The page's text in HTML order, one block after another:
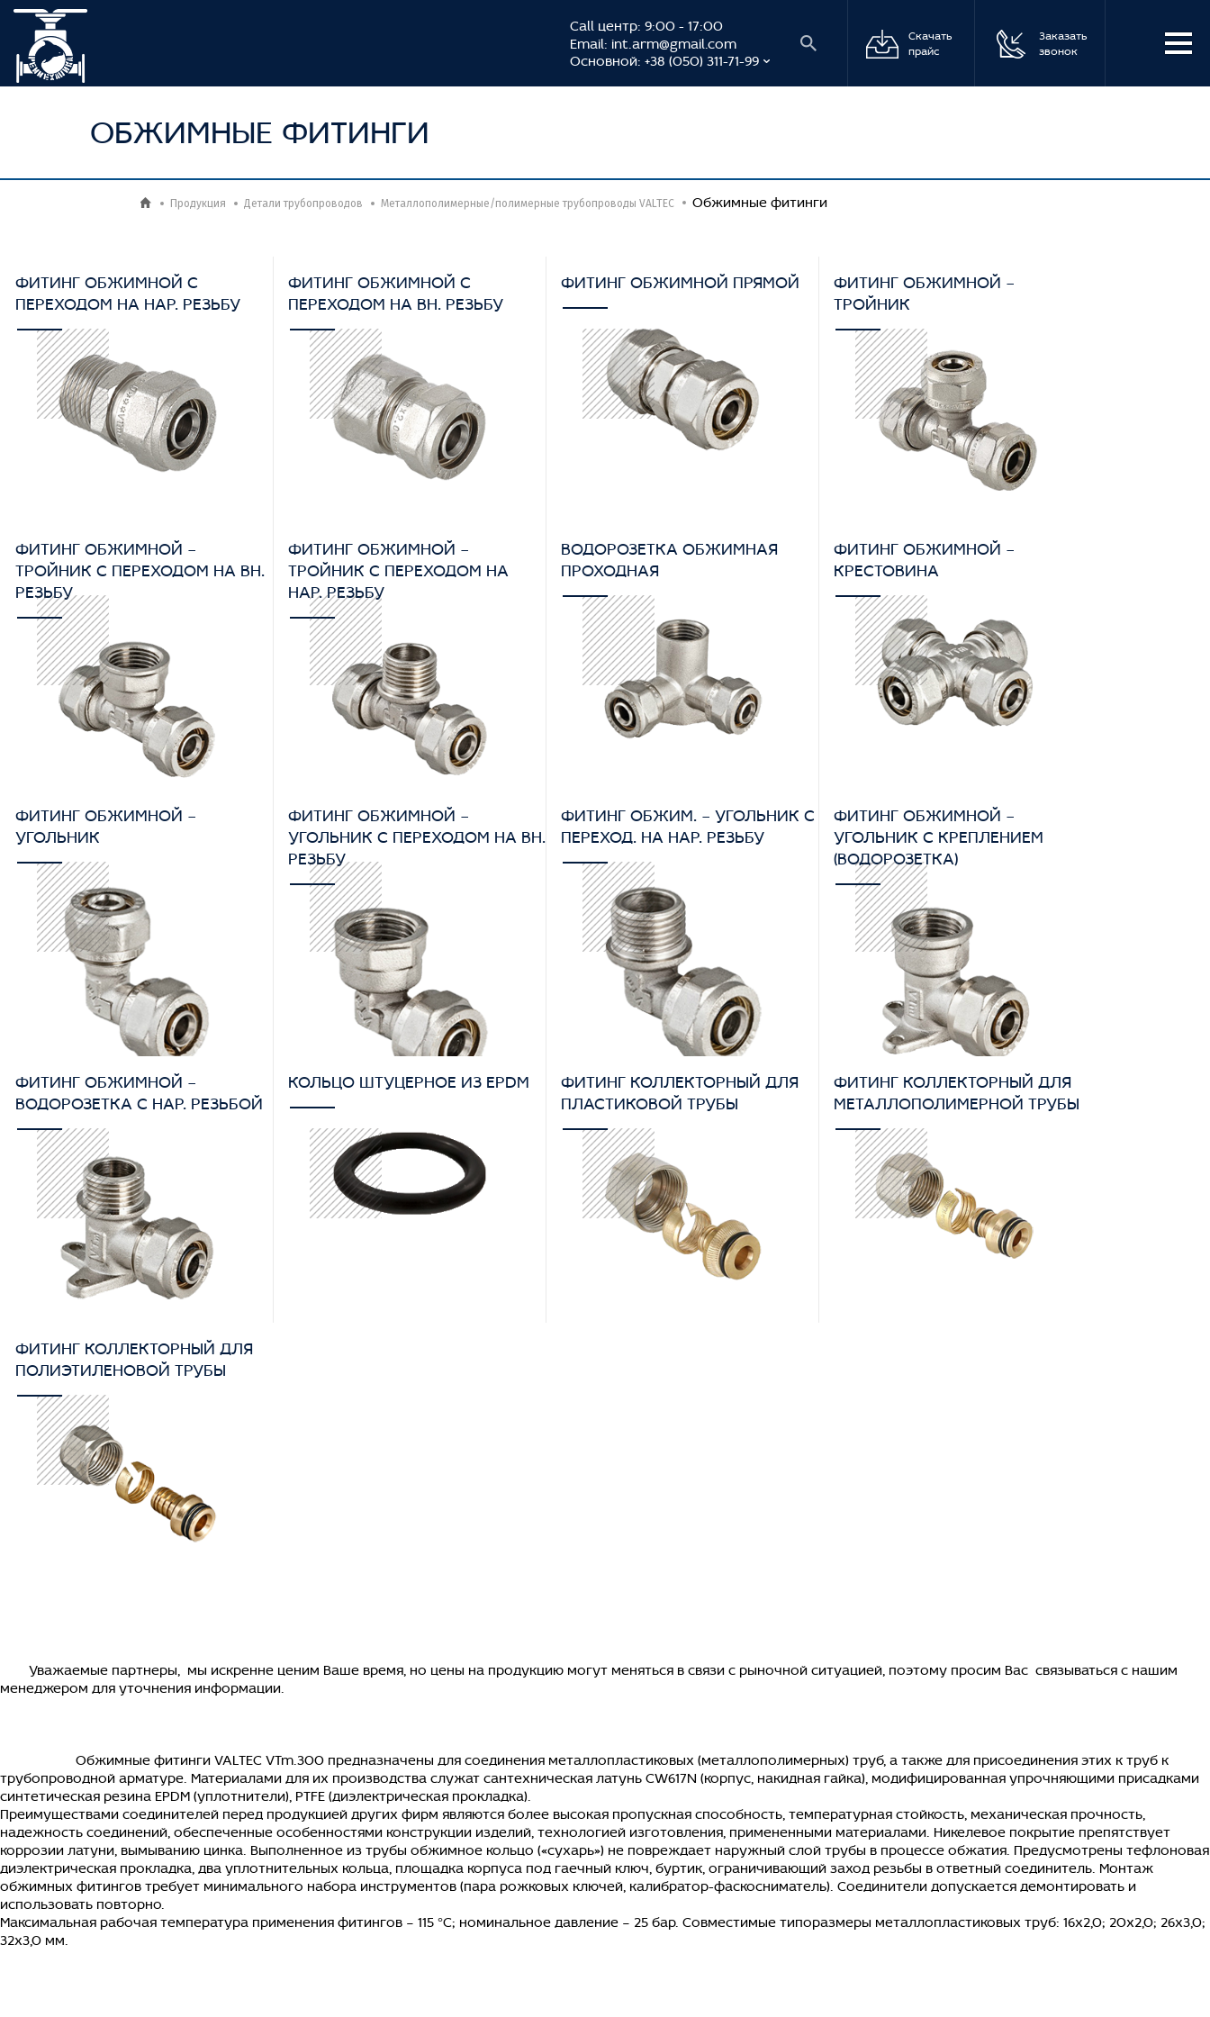
Call центр: 9:00 - 17:00
Email: int.arm@gmail.com
Основной: +38 (050) 311-71-99
Скачать
прайс
Заказать
звонок
ОБЖИМНЫЕ ФИТИНГИ
Продукция Детали трубопроводов Металлополимерные/полимерные трубопроводы VALTEC Обжимные фитинги
ФИТИНГ ОБЖИМНОЙ С
ПЕРЕХОДОМ НА НАР. РЕЗЬБУ
ФИТИНГ ОБЖИМНОЙ С
ПЕРЕХОДОМ НА ВН. РЕЗЬБУ
ФИТИНГ ОБЖИМНОЙ ПРЯМОЙ
ФИТИНГ ОБЖИМНОЙ –
ТРОЙНИК
ФИТИНГ ОБЖИМНОЙ –
ТРОЙНИК С ПЕРЕХОДОМ НА ВН.
РЕЗЬБУ
ФИТИНГ ОБЖИМНОЙ –
ТРОЙНИК С ПЕРЕХОДОМ НА
НАР. РЕЗЬБУ
ВОДОРОЗЕТКА ОБЖИМНАЯ
ПРОХОДНАЯ
ФИТИНГ ОБЖИМНОЙ –
КРЕСТОВИНА
ФИТИНГ ОБЖИМНОЙ –
УГОЛЬНИК
ФИТИНГ ОБЖИМНОЙ –
УГОЛЬНИК С ПЕРЕХОДОМ НА ВН.
РЕЗЬБУ
ФИТИНГ ОБЖИМ. – УГОЛЬНИК С
ПЕРЕХОД. НА НАР. РЕЗЬБУ
ФИТИНГ ОБЖИМНОЙ –
УГОЛЬНИК С КРЕПЛЕНИЕМ
(ВОДОРОЗЕТКА)
ФИТИНГ ОБЖИМНОЙ –
ВОДОРОЗЕТКА С НАР. РЕЗЬБОЙ
КОЛЬЦО ШТУЦЕРНОЕ ИЗ EPDM
ФИТИНГ КОЛЛЕКТОРНЫЙ ДЛЯ
ПЛАСТИКОВОЙ ТРУБЫ
ФИТИНГ КОЛЛЕКТОРНЫЙ ДЛЯ
МЕТАЛЛОПОЛИМЕРНОЙ ТРУБЫ
ФИТИНГ КОЛЛЕКТОРНЫЙ ДЛЯ
ПОЛИЭТИЛЕНОВОЙ ТРУБЫ
Уважаемые партнеры, мы искренне ценим Ваше время, но цены на продукцию могут меняться в связи с рыночной ситуацией, поэтому просим Вас связываться с нашим
менеджером для уточнения информации.
Обжимные фитинги VALTEC VTm.300 предназначены для соединения металлопластиковых (металлополимерных) труб, а также для присоединения этих к труб к
трубопроводной арматуре. Материалами для их производства служат сантехническая латунь CW617N (корпус, накидная гайка), модифицированная упрочняющими присадками
синтетическая резина EPDM (уплотнители), PTFE (диэлектрическая прокладка).
Преимуществами соединителей перед продукцией других фирм являются более высокая пропускная способность, температурная стойкость, механическая прочность,
надежность соединений, обеспеченные особенностями конструкции изделий, технологией изготовления, примененными материалами. Никелевое покрытие препятствует
коррозии латуни, вымыванию цинка. Выполненное из трубы обжимное кольцо («сухарь») не повреждает наружный слой трубы в процессе обжатия. Предусмотрены тефлоновая
диэлектрическая прокладка, два уплотнительных кольца, площадка корпуса под гаечный ключ, буртик, ограничивающий заход резьбы в ответный соединитель. Монтаж
обжимных фитингов требует минимального набора инструментов (пара рожковых ключей, калибратор-фаскосниматель). Соединители допускается демонтировать и
использовать повторно.
Максимальная рабочая температура применения фитингов – 115 °С; номинальное давление – 25 бар. Совместимые типоразмеры металлопластиковых труб: 16х2,0; 20х2,0; 26х3,0;
32х3,0 мм.